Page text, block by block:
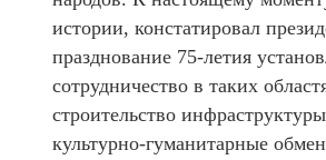
истории, констатировал
празднование 75-летия
сотрудничество в таких
строительство
культурно-гуманитарные